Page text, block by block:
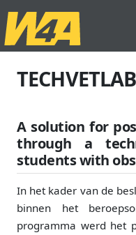
TECHVETLAB
A solution for
through a
students with
In het kader van de
binnen het
programma werd het